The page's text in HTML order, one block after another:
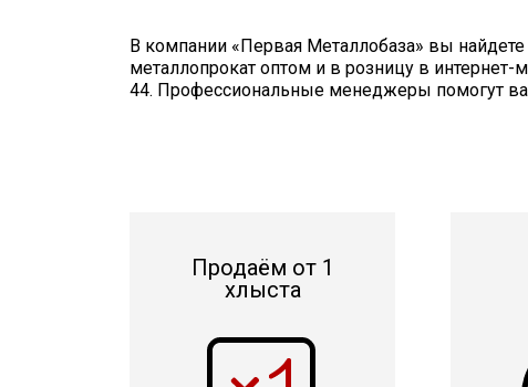
В компании «Первая Металлобаза» вы
металлопрокат оптом и в розницу в
44. Профессиональные менеджеры помогут
Продаём от 1
хлыста